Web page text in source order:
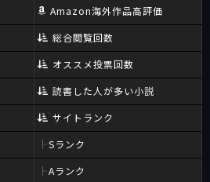
Amazon海外作品高評価
総合閲覧回数
オススメ投票回数
読書した人が多い小説
サイトランク
Sランク
Aランク